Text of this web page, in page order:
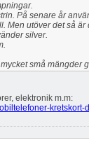
På senare år
Men utöver det så är
silver.
små mängder
elektronik m.m:
kretskort-